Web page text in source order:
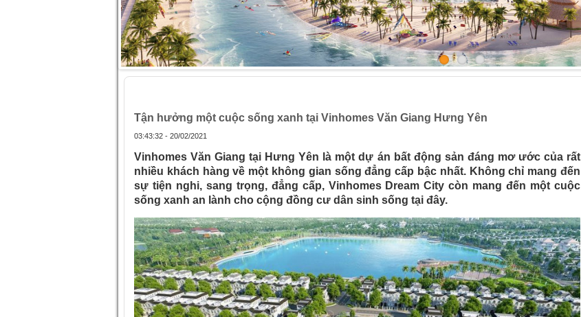
Tận hưởng một cuộc sống xanh tại Vinhomes Văn Giang Hưng Yên
03:43:32 - 20/02/2021
Vinhomes Văn Giang tại Hưng Yên là một dự án bất động sản đáng mơ ước của rất
nhiều khách hàng về một không gian sống đẳng cấp bậc nhất. Không chỉ mang đến
sự tiện nghi, sang trọng, đẳng cấp, Vinhomes Dream City còn mang đến một cuộc
sống xanh an lành cho cộng đồng cư dân sinh sống tại đây.